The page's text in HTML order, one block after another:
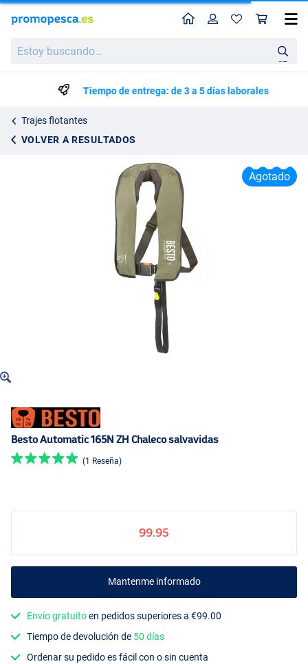
buscando…
en
Perfil
Tiempo de entrega: de 3 a 5 días laborales
Trajes flotantes
VOLVER A RESULTADOS
Besto Automatic 165N ZH Chaleco salvavidas
Agotado
Besto Automatic 165N ZH Chaleco salvavidas
(1 Reseña)
99.95
Mantenme informado
Envío gratuitoen pedidos superiores a €99.00
Tiempo de devolución de 50 días
Ordenar su pedido es fácil con o sin cuenta